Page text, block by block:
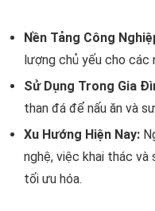
Nền Tảng Công
lượng chủ yếu cho các
Sử Dụng Trong Gia
than đá để nấu ăn và
Xu Hướng Hiện Nay:
nghệ, việc khai thác
tối ưu hóa.